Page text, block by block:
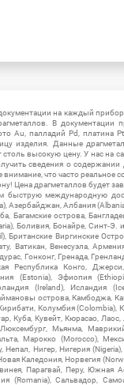
на каждый
В документации
Au, палладий Pd, платина
изделия. Данные
высокую цену. У нас на
сведения о
что часто реальное
Цена драгметаллов будет
быструю международную
Азербайджан, Албания
Багамские острова,
Боливия, Бонайре, Синт-Э.
Британские Виргинские
Ватикан, Венесуэла,
Гонконг, Гренада,
Республика Конго,
(Estonia), Эфиопия
(Ireland), Исландия
острова, Камбоджа,
Колумбия (Colombia),
Куба, Кувейт, Кюрасао,
Мьянма,
Марокко (Morocco),
Непал, Нигер, Нигерия
Каледония, Норвегия
Парагвай, Перу, Южная
(Romania), Сальвадор,